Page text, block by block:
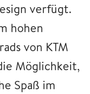
verfügt.
hohen
von KTM
Möglichkeit,
Spaß im